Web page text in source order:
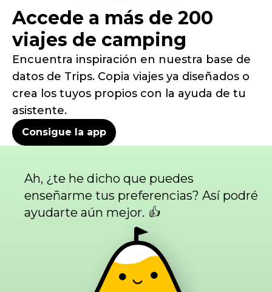
Accede a más de 200
viajes de camping
Encuentra inspiración en nuestra base de
datos de Trips. Copia viajes ya diseñados o
crea los tuyos propios con la ayuda de tu
asistente.
Consigue la app
Ah, ¿te he dicho que puedes
enseñarme tus preferencias? Así podré
ayudarte aún mejor. 👍